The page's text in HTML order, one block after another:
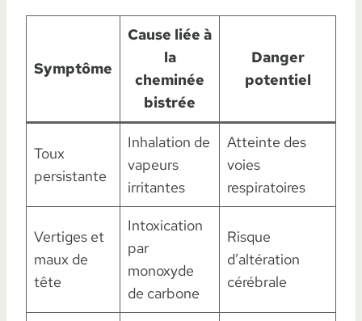
Symptôme
Cause liée à
la
cheminée
bistrée
Danger
potentiel
Toux
persistante
Inhalation de
vapeurs
irritantes
Atteinte des
voies
respiratoires
Vertiges et
maux de
tête
Intoxication
par
monoxyde
de carbone
Risque
d’altération
cérébrale